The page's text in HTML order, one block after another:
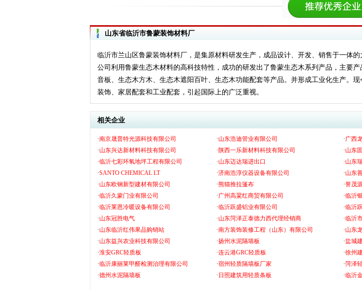
山东省临沂市鲁蒙装饰材料厂
临沂市兰山区鲁蒙装饰材料厂，是集原材料研发生产，成品设计、开发、销售于一体的
公司利用鲁蒙生态木材料的高科技特性，成功的研发出了鲁蒙生态木系列产品，主要
音板、生态木方木、生态木遮阳百叶、生态木功能配套等产品。并形成工业化生产。
装饰、家居配套和工业配套，引起国际上的广泛重视。
相关企业
·南京晟普特光源科技有限公司 ·山东浩迪管业有限公司 ·广西
·山东兴达新材料科技有限公司 ·陕西一乐新材料科技有限公司 ·山东
·临沂七彩环氧地坪工程有限公司 ·山东迈达瑞进出口 ·山东
·SANTO CHEMICAL LT ·济南浩淳仪器设备有限公司 ·山东
·山东欧钢新型建材有限公司 ·熊猫推拉篷布 ·誉茂
·临沂久蒙门业有限公司 ·广州高粱红商贸有限公司 ·临沂
·临沂莱恩冷暖设备有限公司 ·临沂跃盛铝业有限公司 ·临沂
·山东冠胜电气 ·山东菏泽正泰德力西代理经销商 ·临沂
·山东临沂红伟果品购销站 ·南方装饰装修工程（山东）有限公司 ·山东
·山东益兴农业科技有限公司 ·扬州水泥隔墙板 ·盐城
·淮安GRC轻质板 ·连云港GRC轻质板 ·徐州
·临沂康丽莱甲醛检测治理有限公司 ·宿州轻质隔墙板厂家 ·菏泽
·德州水泥隔墙板 · 日照建筑用轻质条板 ·临沂